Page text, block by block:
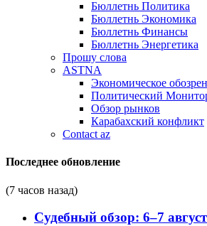
Бюллетнь Политика
Бюллетнь Экономика
Бюллетнь Финансы
Бюллетнь Энергетика
Прошу слова
ASTNA
Экономическое
Политический
Обзор рынков
Карабахский конфликт
Contact az
Последнее обновление
(7 часов назад)
Судебный обзор: 6–7